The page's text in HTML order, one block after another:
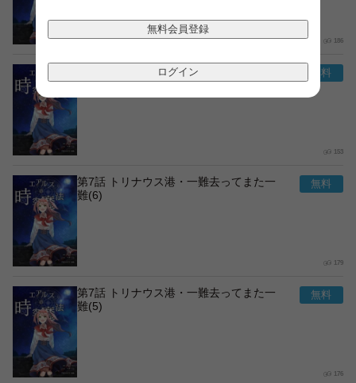
無料会員登録
ログイン
186
第7話 トリナウス港・一難去ってまた一
難(7)
153
第7話 トリナウス港・一難去ってまた一
難(6)
179
第7話 トリナウス港・一難去ってまた一
難(5)
176